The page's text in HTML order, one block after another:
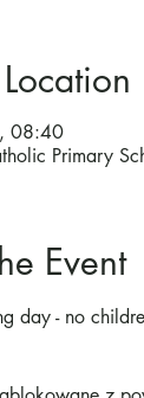
08:40
Primary
Event
day - no